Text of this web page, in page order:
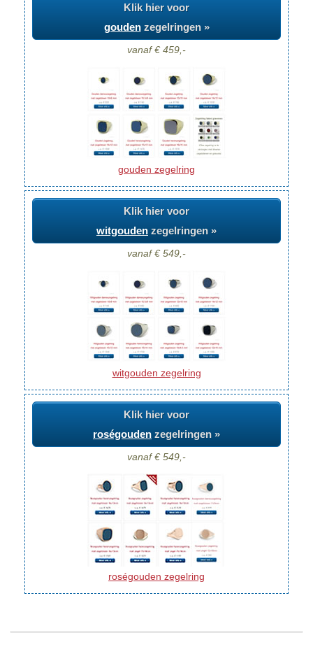
Klik hier voor
goudenzegelringen »
vanaf € 459,-
gouden zegelring
Klik hier voor
witgouden zegelringen »
vanaf € 549,-
witgouden zegelring
Klik hier voor
roségouden zegelringen »
vanaf € 549,-
roségouden zegelring